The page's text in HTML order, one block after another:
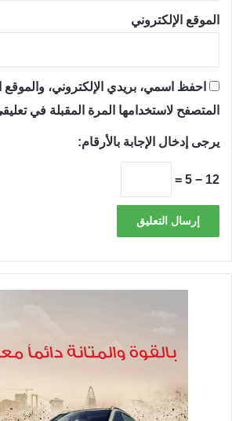
الموقع الإلكتروني
احفظ اسمي، بريدي الإلكتروني، والموقع
المتصفح لاستخدامها المرة المقبلة في
يرجى إدخال الإجابة بالأرقام:
12 − 5 =